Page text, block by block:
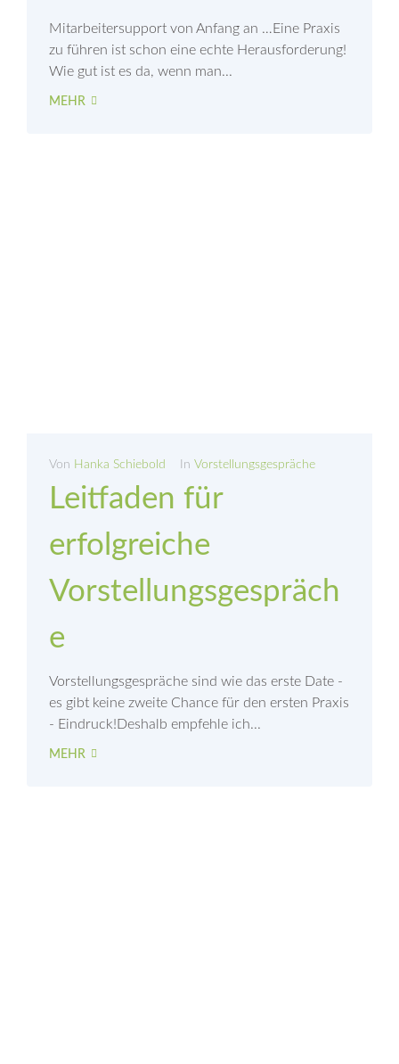
Mitarbeitersupport von Anfang an …Eine Praxis
zu führen ist schon eine echte Herausforderung!
Wie gut ist es da, wenn man...
MEHR
Von Hanka Schiebold In Vorstellungsgespräche
Leitfaden für
erfolgreiche
Vorstellungsgespräch
e
Vorstellungsgespräche sind wie das erste Date -
es gibt keine zweite Chance für den ersten Praxis
- Eindruck!Deshalb empfehle ich...
MEHR